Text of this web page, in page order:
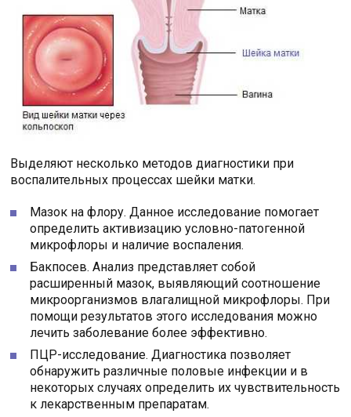
Выделяют несколько методов диагностики при
воспалительных процессах шейки матки.
Мазок на флору. Данное исследование помогает
определить активизацию условно-патогенной
микрофлоры и наличие воспаления.
Бакпосев. Анализ представляет собой
расширенный мазок, выявляющий соотношение
микроорганизмов влагалищной микрофлоры. При
помощи результатов этого исследования можно
лечить заболевание более эффективно.
ПЦР-исследование. Диагностика позволяет
обнаружить различные половые инфекции и в
некоторых случаях определить их чувствительность
к лекарственным препаратам.